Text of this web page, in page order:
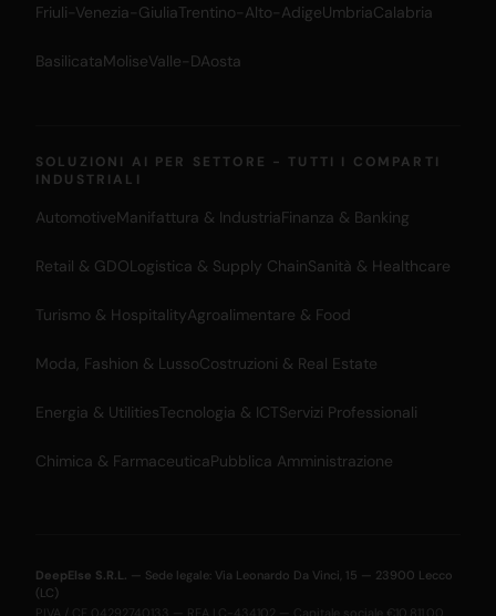
Friuli-Venezia-GiuliaTrentino-Alto-AdigeUmbriaCalabria
BasilicataMoliseValle-DAosta
SOLUZIONI AI PER SETTORE - TUTTI I COMPARTI
INDUSTRIALI
AutomotiveManifattura & IndustriaFinanza & Banking
Retail & GDOLogistica & Supply ChainSanità & Healthcare
Turismo & HospitalityAgroalimentare & Food
Moda, Fashion & LussoCostruzioni & Real Estate
Energia & UtilitiesTecnologia & ICTServizi Professionali
Chimica & FarmaceuticaPubblica Amministrazione
DeepElse S.R.L. — Sede legale: Via Leonardo Da Vinci, 15 — 23900 Lecco
(LC)
P.IVA / CF 04292740133 — REA LC-434102 — Capitale sociale €10.811,00